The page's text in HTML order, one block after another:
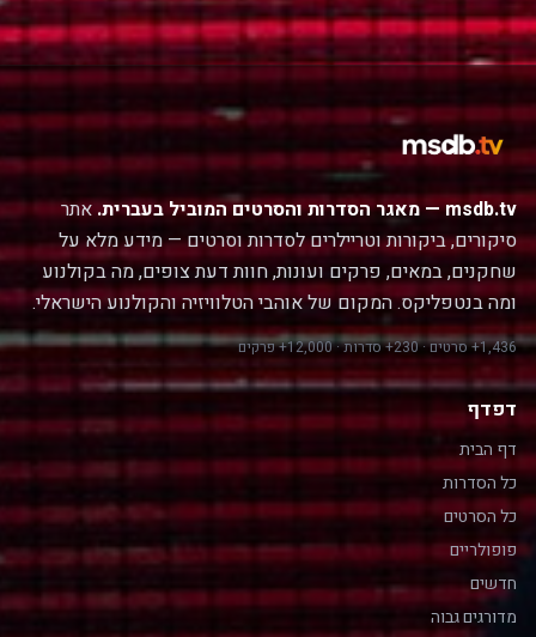
msdb.tv — מאגר הסדרות והסרטים המוביל בעברית.
אתר
סיקורים, ביקורות וטריילרים לסדרות וסרטים — מידע מלא על
שחקנים, במאים, פרקים ועונות, חוות דעת צופים, מה בקולנוע
ומה בנטפליקס. המקום של אוהבי הטלוויזיה והקולנוע הישראלי.
1,436+ סרטים · 230+ סדרות · 12,000+ פרקים
דפדף
דף הבית
כל הסדרות
כל הסרטים
פופולריים
חדשים
מדורגים גבוה